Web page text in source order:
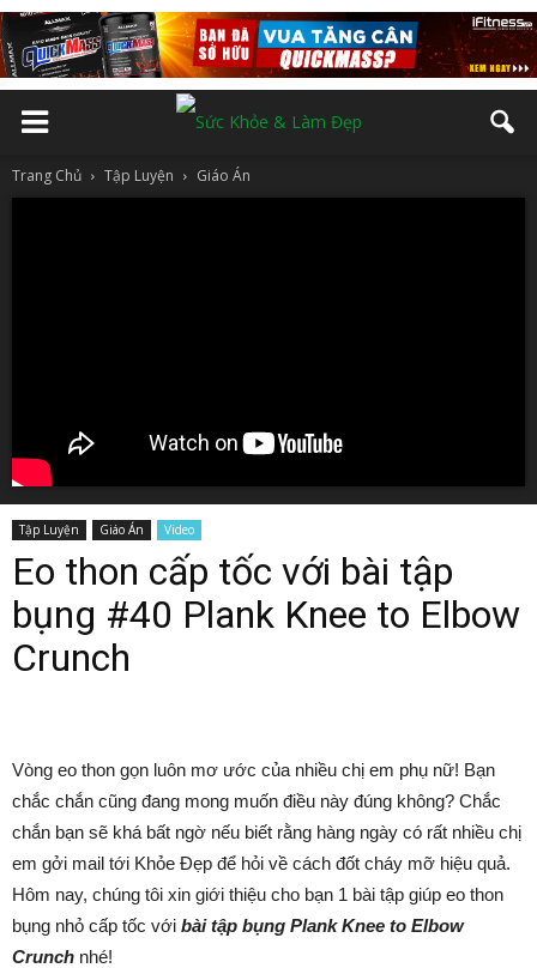
Trang Chủ Tập Luyện Giáo Án
Tập Luyện Giáo Án Video
Eo thon cấp tốc với bài tập
bụng #40 Plank Knee to Elbow
Crunch
Vòng eo thon gọn luôn mơ ước của nhiều chị em phụ nữ! Bạn
chắc chắn cũng đang mong muốn điều này đúng không? Chắc
chắn bạn sẽ khá bất ngờ nếu biết rằng hàng ngày có rất nhiều chị
em gởi mail tới Khỏe Đẹp để hỏi về cách đốt cháy mỡ hiệu quả.
Hôm nay, chúng tôi xin giới thiệu cho bạn 1 bài tập giúp eo thon
bụng nhỏ cấp tốc với bài tập bụng Plank Knee to Elbow
Crunch nhé!